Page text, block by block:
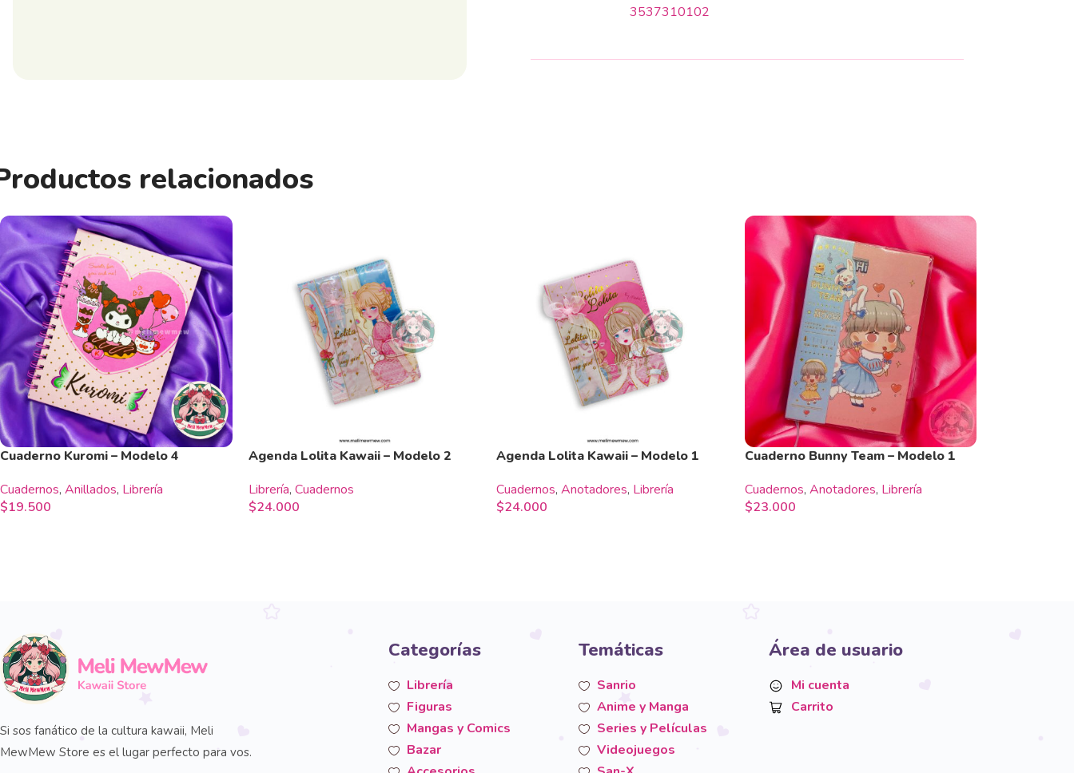
3537310102
relacionados
Cuaderno Kuromi – Modelo 4
Cuadernos, Anillados, Librería
$19.500
Agenda Lolita Kawaii – Modelo 2
Librería, Cuadernos
$24.000
Agenda Lolita Kawaii – Modelo 1
Cuadernos, Anotadores, Librería
$24.000
Cuaderno Bunny Team – Modelo 1
Cuadernos, Anotadores, Librería
$23.000
Si sos fanático de la cultura kawaii, Meli
MewMew Store es el lugar perfecto para vos.
Categorías
Librería
Figuras
Mangas y Comics
Bazar
Temáticas
Sanrio
Anime y Manga
Series y Películas
Videojuegos
Área de usuario
Mi cuenta
Carrito